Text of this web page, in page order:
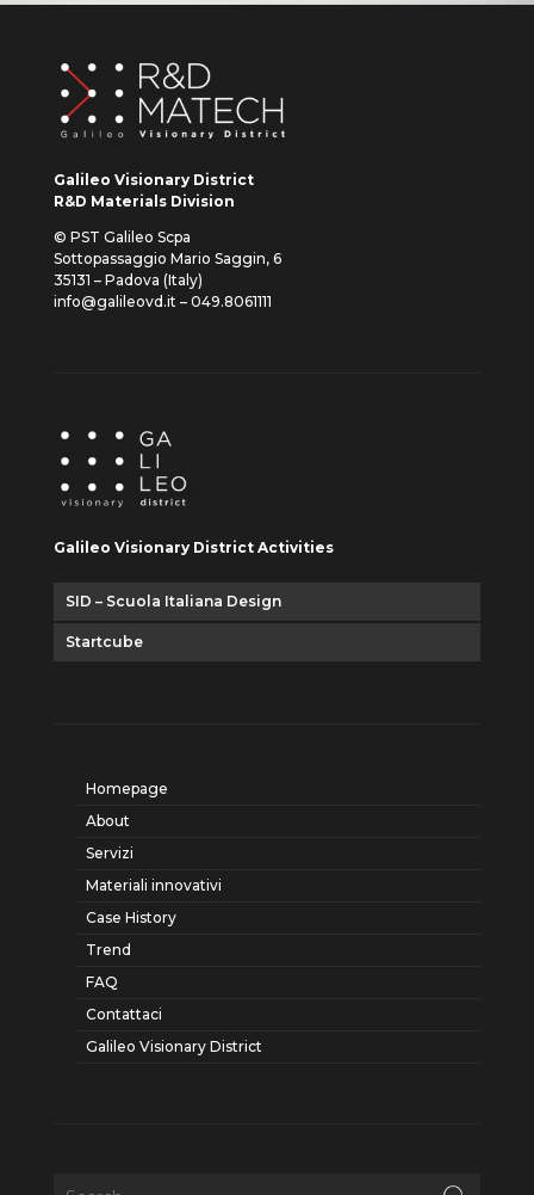
Galileo Visionary District
R&D Materials Division
© PST Galileo Scpa
Sottopassaggio Mario Saggin, 6
35131 – Padova (Italy)
info@galileovd.it – 049.8061111
Galileo Visionary District Activities
SID – Scuola Italiana Design
Startcube
Homepage
About
Servizi
Materiali innovativi
Case History
Trend
FAQ
Contattaci
Galileo Visionary District